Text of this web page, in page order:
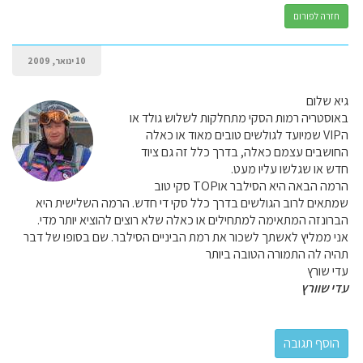
חזרה לפורום
10 ינואר, 2009
גיא שלום
באוסטריה רמות הסקי מתחלקות לשלוש גולד או
הVIP שמיועד לגולשים טובים מאוד או כאלה
החושבים עצמם כאלה, בדרך כלל זה גם ציוד
חדש או שגלשו עליו מעט.
הרמה הבאה היא הסילבר אוTOP סקי טוב
שמתאים לרוב הגולשים בדרך כלל סקי די חדש. הרמה השלישית היא
הברונזה המתאימה למתחילים או כאלה שלא רוצים להוציא יותר מדי.
אני ממליץ לאשתך לשכור את רמת הביניים הסילבר. שם בסופו של דבר
תהיה לה התמורה הטובה ביותר
עדי שורץ
עדי שוורץ